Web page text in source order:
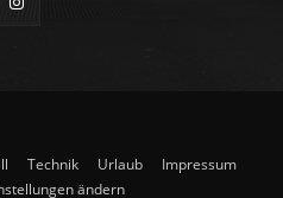
Technik Urlaub
Impressum
ändern